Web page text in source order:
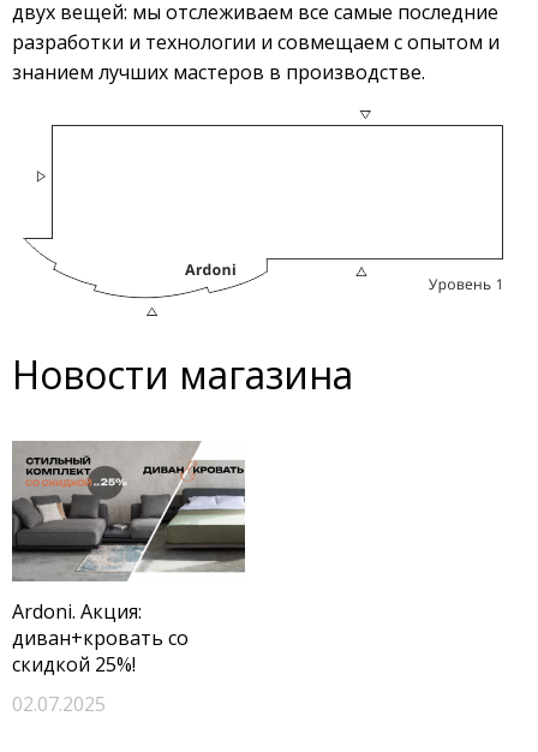
двух вещей: мы отслеживаем все самые последние
разработки и технологии и совмещаем с опытом и
знанием лучших мастеров в производстве.
Новости магазина
Ardoni. Акция:
диван+кровать со
скидкой 25%!
02.07.2025